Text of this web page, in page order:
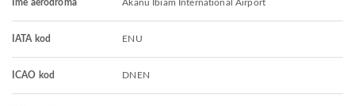
Ime aerodroma Akanu Ibiam International Airport
IATA kod ENU
ICAO kod DNEN